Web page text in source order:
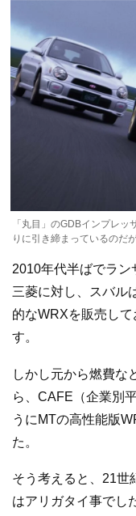
「丸目」のGDBインプレ
りに引き締まっているのだ
2010年代半ばでラン
三菱に対し、スバル
的なWRXを販売し
す。
しかし元から燃費な
ら、CAFE（企業別
うにMTの高性能版
た。
そう考えると、21世
はアリガタイ事でし